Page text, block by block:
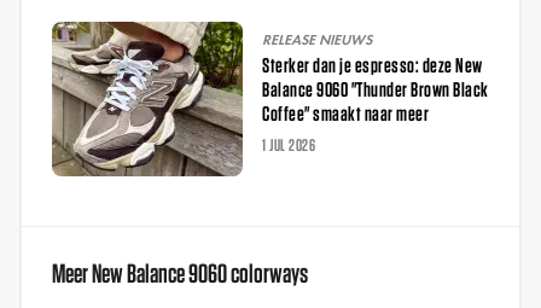
RELEASE NIEUWS
Sterker dan je espresso: deze New
Balance 9060 "Thunder Brown Black
Coffee" smaakt naar meer
1 JUL 2026
Meer New Balance 9060 colorways